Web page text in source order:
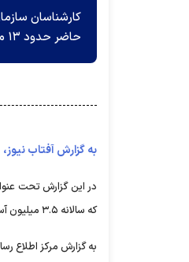
حاضر حدود ۱۳ میلیون نفر در جهان با اختلال بینایی مرتبط با شغل زندگی می‌کنند.
به گزارش آفتاب نیوز،
که سالانه ۳.۵ میلیون آسیب چشمی در محیط‌های شغلی اتفاق می‌افتد.
به گزارش مرکز اطلاع